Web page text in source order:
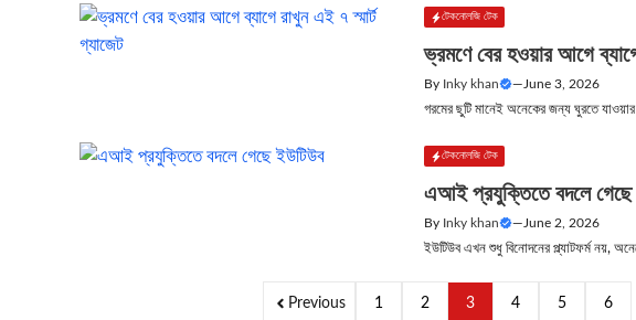
টেকনোলজি টেক
ভ্রমণে বের হওয়ার আগে
By Inky khan — June 3, 2026
গরমের ছুটি মানেই অনেকের জন্য ঘুরতে
টেকনোলজি টেক
এআই প্রযুক্তিতে বদলে গেছে
By Inky khan — June 2, 2026
ইউটিউব এখন শুধু বিনোদনের প্ল্যাটফর্ম নয়,
Previous 1 2 3 4 5 6